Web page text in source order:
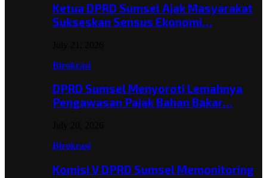
Ketua DPRD Sumsel Ajak Masyarakat
Sukseskan Sensus Ekonomi…
Birokrasi
DPRD Sumsel Menyoroti Lemahnya
Pengawasan Pajak Bahan Bakar…
Birokrasi
Komisi V DPRD Sumsel Memonitoring